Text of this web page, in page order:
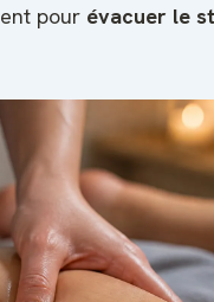
pour évacuer le